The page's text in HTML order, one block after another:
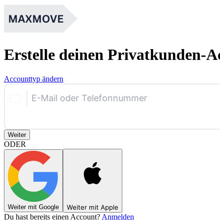
Erstelle deinen Privatkunden-
Accounttyp ändern
E-Mail oder Telefonnummer
Weiter
ODER
Weiter mit Google Weiter mit Apple
Du hast bereits einen Account? Anmelden